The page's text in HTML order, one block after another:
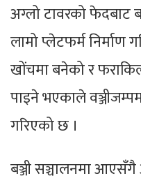
अग्लो टावरको फेदबाट
लामो प्लेटफर्म निर्माण
खोंचमा बनेको र
पाइने भएकाले
गरिएको छ ।
बञ्जी सञ्चालनमा आएसँगै